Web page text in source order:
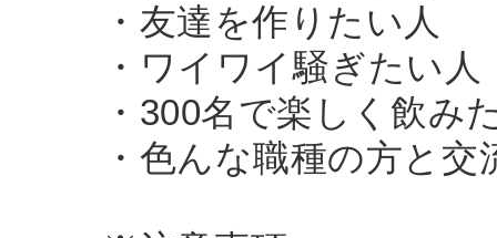
・友達を作りたい人
・ワイワイ騒ぎたい人
・300名で楽しく飲み
・色んな職種の方と交